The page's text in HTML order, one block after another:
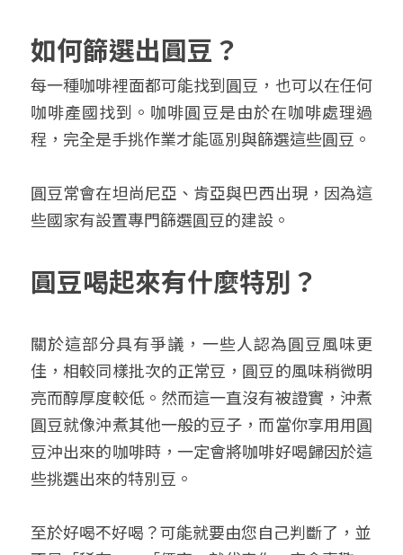
如何篩選出圓豆？
每一種咖啡裡面都可能找到圓豆，也可以在任何
咖啡產國找到。咖啡圓豆是由於在咖啡處理過
程，完全是手挑作業才能區別與篩選這些圓豆。
圓豆常會在坦尚尼亞、肯亞與巴西出現，因為這
些國家有設置專門篩選圓豆的建設。
圓豆喝起來有什麼特別？
關於這部分具有爭議，一些人認為圓豆風味更
佳，相較同樣批次的正常豆，圓豆的風味稍微明
亮而醇厚度較低。然而這一直沒有被證實，沖煮
圓豆就像沖煮其他一般的豆子，而當你享用用圓
豆沖出來的咖啡時，一定會將咖啡好喝歸因於這
些挑選出來的特別豆。
至於好喝不好喝？可能就要由您自己判斷了，並